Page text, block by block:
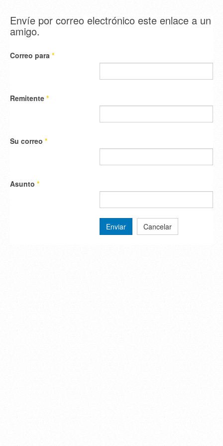
Envíe por correo electrónico este enlace a un
amigo.
Correo para *
Remitente *
Su correo *
Asunto *
Enviar Cancelar